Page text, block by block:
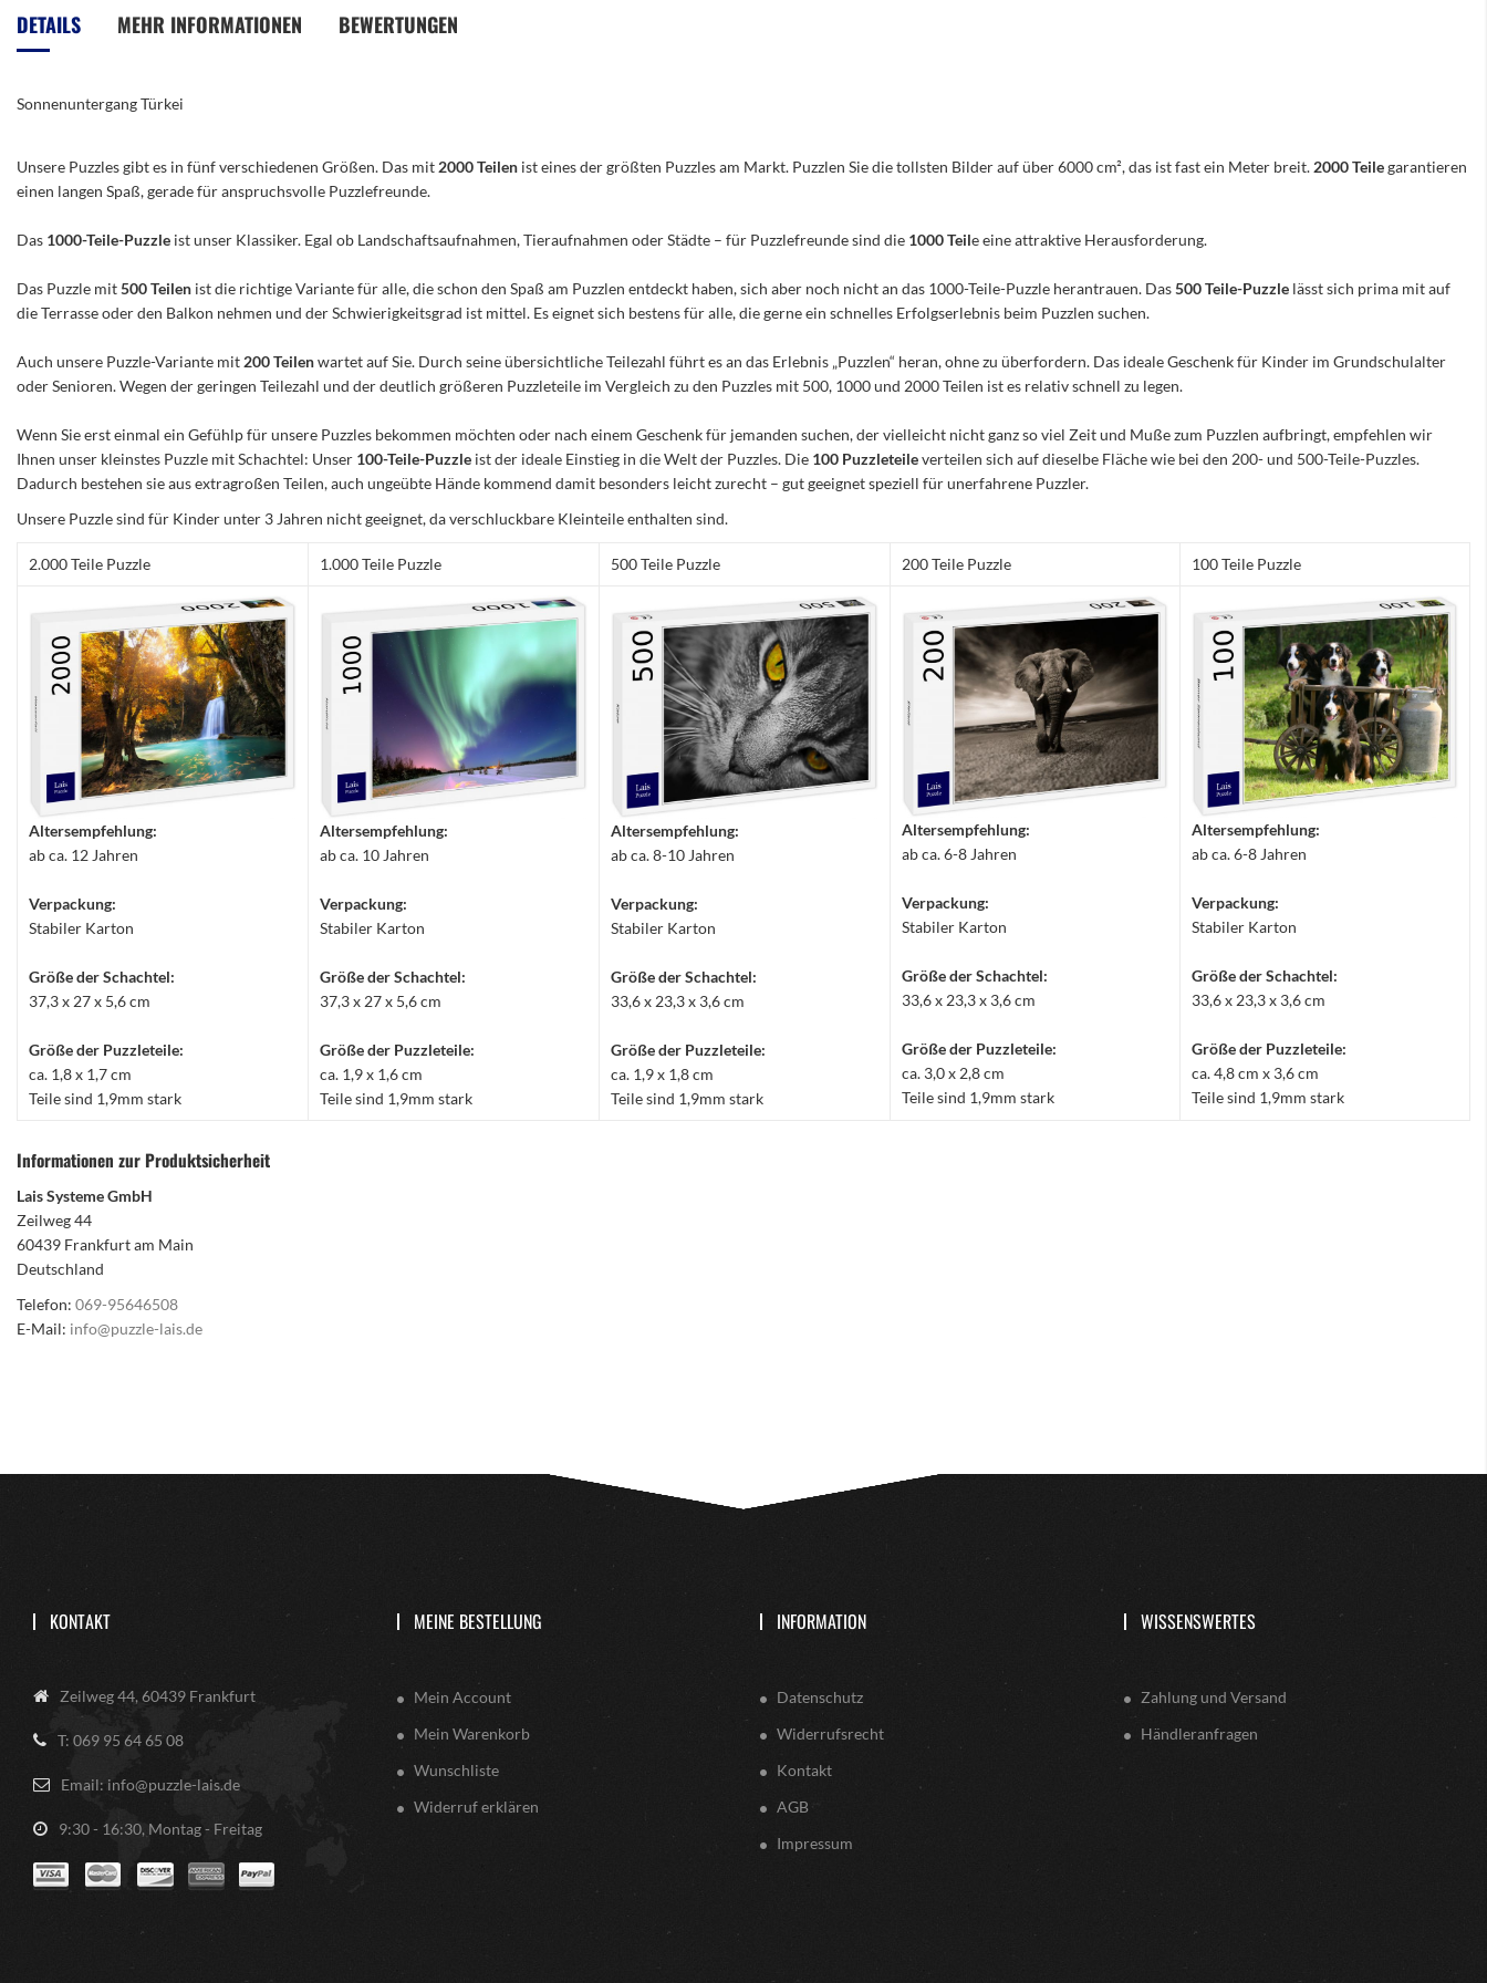
Bildergalerie
springen
DETAILS
Sonnenuntergang Türkei
MEHR INFORMATIONEN BEWERTUNGEN
Unsere Puzzles gibt es in fünf verschiedenen Größen. Das mit 2000 Teilen ist eines der größten Puzzles am Markt. Puzzlen Sie die tollsten Bilder auf über 6000 cm², das ist fast ein Meter breit. 2000 Teilegarantieren
einen langen Spaß, gerade für anspruchsvolle Puzzlefreunde.
Das 1000-Teile-Puzzle ist unser Klassiker. Egal ob Landschaftsaufnahmen, Tieraufnahmen oder Städte – für Puzzlefreunde sind die 1000 Teile eine attraktive Herausforderung.
Das Puzzle mit500 Teilen ist die richtige Variante für alle, die schon den Spaß am Puzzlen entdeckt haben, sich aber noch nicht an das 1000-Teile-Puzzle herantrauen. Das500 Teile-Puzzle lässt sich prima mit auf
die Terrasse oder den Balkon nehmen und der Schwierigkeitsgrad ist mittel. Es eignet sich bestens für alle, die gerne ein schnelles Erfolgserlebnis beim Puzzlen suchen.
Auch unsere Puzzle-Variante mit 200 Teilenwartet auf Sie. Durch seine übersichtliche Teilezahl führt es an das Erlebnis „Puzzlen“ heran, ohne zu überfordern. Das ideale Geschenk für Kinder im Grundschulalter
oder Senioren. Wegen der geringen Teilezahl und der deutlich größeren Puzzleteile im Vergleich zu den Puzzles mit 500, 1000 und 2000 Teilen ist es relativ schnell zu legen.
Wenn Sie erst einmal ein Gefühlp für unsere Puzzles bekommen möchten oder nach einem Geschenk für jemanden suchen, der vielleicht nicht ganz so viel Zeit und Muße zum Puzzlen aufbringt, empfehlen wir
Ihnen unser kleinstes Puzzle mit Schachtel: Unser 100-Teile-Puzzle ist der ideale Einstieg in die Welt der Puzzles. Die 100 Puzzleteileverteilen sich auf dieselbe Fläche wie bei den 200- und 500-Teile-Puzzles.
Dadurch bestehen sie aus extragroßen Teilen, auch ungeübte Hände kommend damit besonders leicht zurecht – gut geeignet speziell für unerfahrene Puzzler.
Unsere Puzzle sind für Kinder unter 3 Jahren nicht geeignet, da verschluckbare Kleinteile enthalten sind.
2.000 Teile Puzzle 1.000 Teile Puzzle 500 Teile Puzzle 200 Teile Puzzle 100 Teile Puzzle
Altersempfehlung:
ab ca. 12 Jahren
Verpackung:
Stabiler Karton
Größe der Schachtel:
37,3 x 27 x 5,6 cm
Größe der Puzzleteile:
ca. 1,8 x 1,7 cm
Teile sind 1,9mm stark
Altersempfehlung:
ab ca. 10 Jahren
Verpackung:
Stabiler Karton
Größe der Schachtel:
37,3 x 27 x 5,6 cm
Größe der Puzzleteile:
ca. 1,9 x 1,6 cm
Teile sind 1,9mm stark
Altersempfehlung:
ab ca. 8-10 Jahren
Verpackung:
Stabiler Karton
Größe der Schachtel:
33,6 x 23,3 x 3,6 cm
Größe der Puzzleteile:
ca. 1,9 x 1,8 cm
Teile sind 1,9mm stark
Altersempfehlung:
ab ca. 6-8 Jahren
Verpackung:
Stabiler Karton
Größe der Schachtel:
33,6 x 23,3 x 3,6 cm
Größe der Puzzleteile:
ca. 3,0 x 2,8 cm
Teile sind 1,9mm stark
Altersempfehlung:
ab ca. 6-8 Jahren
Verpackung:
Stabiler Karton
Größe der Schachtel:
33,6 x 23,3 x 3,6 cm
Größe der Puzzleteile:
ca. 4,8 cm x 3,6 cm
Teile sind 1,9mm stark
Informationen zur Produktsicherheit
Lais Systeme GmbH
Zeilweg 44
60439 Frankfurt am Main
Deutschland
Telefon: 069-95646508
E-Mail: info@puzzle-lais.de
KONTAKT
Zeilweg 44, 60439 Frankfurt
T: 069 95 64 65 08
Email: info@puzzle-lais.de
9:30 - 16:30, Montag - Freitag
MEINE BESTELLUNG
Mein Account
Mein Warenkorb
Wunschliste
Widerruf erklären
INFORMATION
Datenschutz
Widerrufsrecht
Kontakt
AGB
Impressum
WISSENSWERTES
Zahlung und Versand
Händleranfragen